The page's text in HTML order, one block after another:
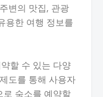
변의 맛집, 관광
용한 여행 정보를
할 수 있는 다양
도를 통해 사용자
로 숙소를 예약할